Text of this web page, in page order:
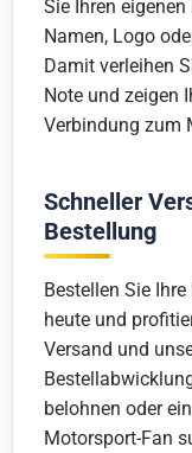
Sie Ihren
Namen, Logo
Damit verleihen
Note und zeigen
Verbindung zum
Schneller
Bestellung
Bestellen Sie
heute und
Versand und
belohnen oder
Motorsport-Fan